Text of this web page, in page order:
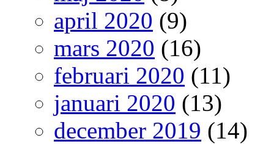
april 2020 (9)
mars 2020 (16)
februari 2020 (11)
januari 2020 (13)
december 2019 (14)